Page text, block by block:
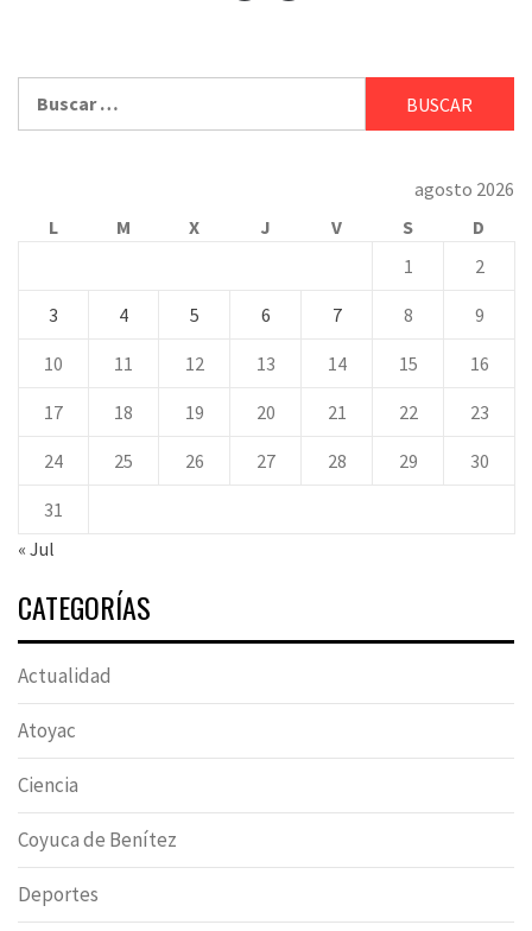
agosto 2026
L
M X J V S
D
1
2
3 4 5 6 7 8 9
10 11 12 13 14 15 16
17 18 19 20 21 22 23
24 25 26 27 28 29 30
31
« Jul
CATEGORÍAS
Actualidad
Atoyac
Ciencia
Coyuca de Benítez
Deportes